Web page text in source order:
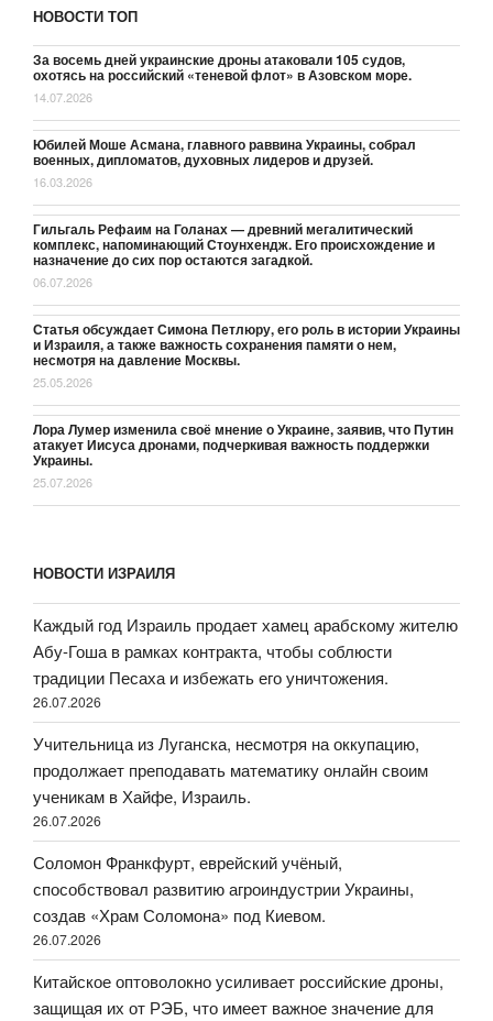
НОВОСТИ ТОП
За восемь дней украинские дроны атаковали 105 судов,
охотясь на российский «теневой флот» в Азовском море.
14.07.2026
Юбилей Моше Асмана, главного раввина Украины, собрал
военных, дипломатов, духовных лидеров и друзей.
16.03.2026
Гильгаль Рефаим на Голанах — древний мегалитический
комплекс, напоминающий Стоунхендж. Его происхождение и
назначение до сих пор остаются загадкой.
06.07.2026
Статья обсуждает Симона Петлюру, его роль в истории Украины
и Израиля, а также важность сохранения памяти о нем,
несмотря на давление Москвы.
25.05.2026
Лора Лумер изменила своё мнение о Украине, заявив, что Путин
атакует Иисуса дронами, подчеркивая важность поддержки
Украины.
25.07.2026
НОВОСТИ ИЗРАИЛЯ
Каждый год Израиль продает хамец арабскому жителю
Абу-Гоша в рамках контракта, чтобы соблюсти
традиции Песаха и избежать его уничтожения.
26.07.2026
Учительница из Луганска, несмотря на оккупацию,
продолжает преподавать математику онлайн своим
ученикам в Хайфе, Израиль.
26.07.2026
Соломон Франкфурт, еврейский учёный,
способствовал развитию агроиндустрии Украины,
создав «Храм Соломона» под Киевом.
26.07.2026
Китайское оптоволокно усиливает российские дроны,
защищая их от РЭБ, что имеет важное значение для